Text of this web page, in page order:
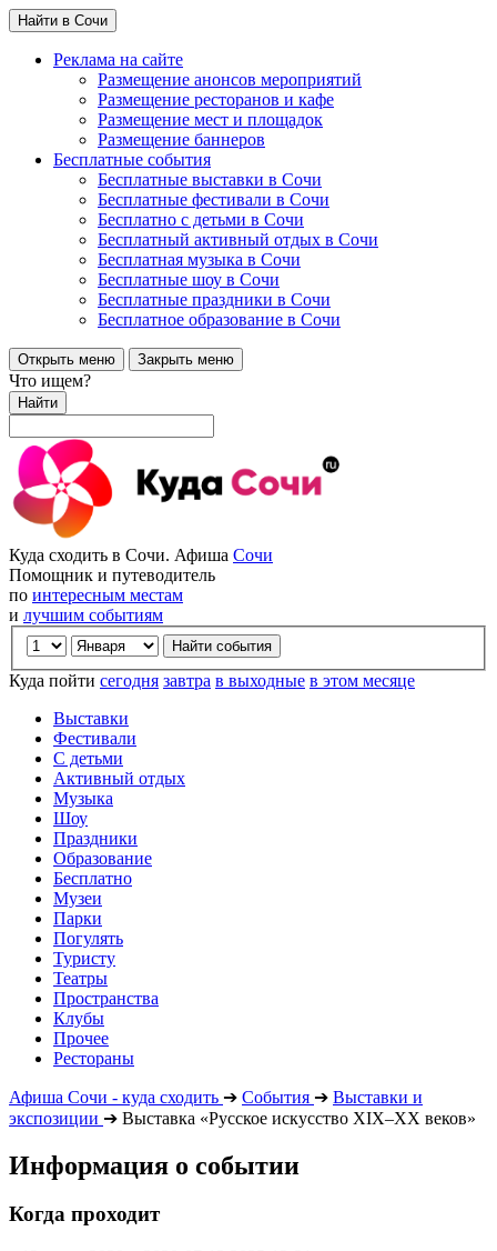
Найти в Сочи
Реклама на сайте
Размещение анонсов мероприятий
Размещение ресторанов и кафе
Размещение мест и площадок
Размещение баннеров
Бесплатные события
Бесплатные выставки в Сочи
Бесплатные фестивали в Сочи
Бесплатно с детьми в Сочи
Бесплатный активный отдых в Сочи
Бесплатная музыка в Сочи
Бесплатные шоу в Сочи
Бесплатные праздники в Сочи
Бесплатное образование в Сочи
Открыть меню Закрыть меню
Что ищем?
Найти
Куда сходить в Сочи. Афиша Сочи
Помощник и путеводитель
по интересным местам
и лучшим событиям
Куда пойти сегодня завтра в выходные в этом месяце
Выставки
Фестивали
С детьми
Активный отдых
Музыка
Шоу
Праздники
Образование
Бесплатно
Музеи
Парки
Погулять
Туристу
Театры
Пространства
Клубы
Прочее
Рестораны
Афиша Сочи - куда сходить ➔ События ➔ Выставки и
экспозиции ➔ Выставка «Русское искусство XIX–XX веков»
Информация о событии
Когда проходит